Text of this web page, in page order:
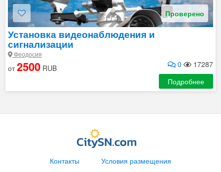
1/4 Проверено
Установка видеонаблюдения и
сигнализации
Феодосия
0 17287
от2500 RUB
Подробнее
Контакты
Условия размещения